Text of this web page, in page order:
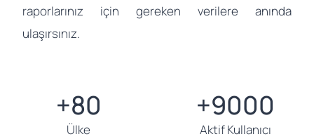
raporlarınız için gereken verilere anında
ulaşırsınız.
+80
+80
Ülke
+9000
+9000
Aktif Kullanıcı